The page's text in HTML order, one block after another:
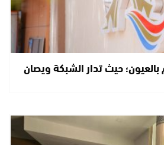
بالعيون؛ حيث تدار الشبكة ويصان